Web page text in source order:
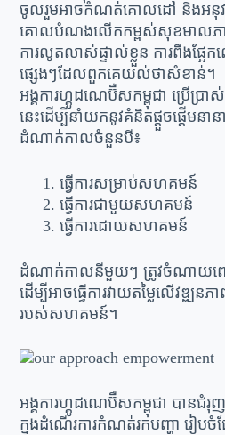
ចូលរួមអាចកំណត់គោលដៅ និងអនុវត្
គោលបំណងលើកកម្ពស់សុខមាលភា
ការលូតលាស់ផ្ទាល់ខ្លួន ការពឹងផ្អែ
ផ្សេងៗដែលពួកគេយល់ថាសំខាន់។
អង្គការហ្គូដណេប៊ឺសកម្ពុជា ប្រើប្រ
នេះដើម្បីនាំយកនូវគំនិតផ្ដួចផ្ដើម
ដំណាក់កាលចំនួនបី៖
ធ្វើការសម្រាប់សហគមន៍
ធ្វើការជាមួយសហគមន៍
ធ្វើការដោយសហគមន៍
ដំណាក់កាលនីមួយៗ ត្រូវចំណាយពេ
ដើម្បីអាចធ្វើការវាយតម្លៃលើវឌ្ឍន
របស់សហគមន៍។
អង្គការហ្គូដណេប៊ឺសកម្ពុជា បាន
ក្នុងដំណើរការកំណត់រកបញ្ហា រៀបចំ